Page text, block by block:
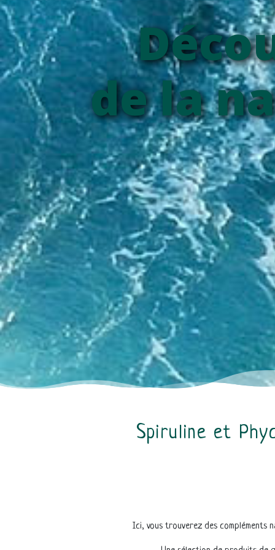
de la
Spiruline et
Ici, vous trouverez des compléments